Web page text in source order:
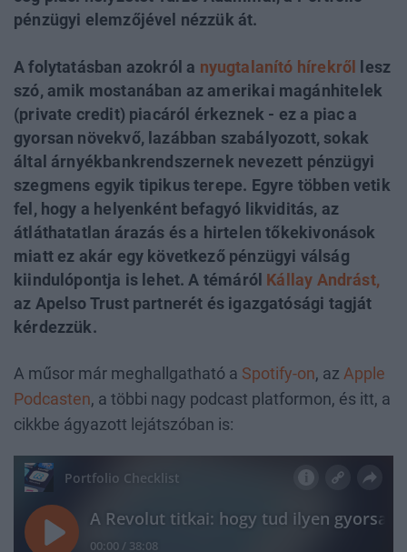
pénzügyi elemzőjével nézzük át.
A folytatásban azokról a nyugtalanító hírekről
lesz
szó, amik mostanában az amerikai magánhitelek
(private credit) piacáról érkeznek - ez a piac a
gyorsan növekvő, lazábban szabályozott, sokak
által árnyékbankrendszernek nevezett pénzügyi
szegmens egyik tipikus terepe. Egyre többen vetik
fel, hogy a helyenként befagyó likviditás, az
átláthatatlan árazás és a hirtelen tőkekivonások
miatt ez akár egy következő pénzügyi válság
kiindulópontja is lehet. A témáról Kállay Andrást,
az Apelso Trust partnerét és igazgatósági tagját
kérdezzük.
A műsor már meghallgatható a Spotify-on, az Apple
Podcasten, a többi nagy podcast platformon, és itt, a
cikkbe ágyazott lejátszóban is: